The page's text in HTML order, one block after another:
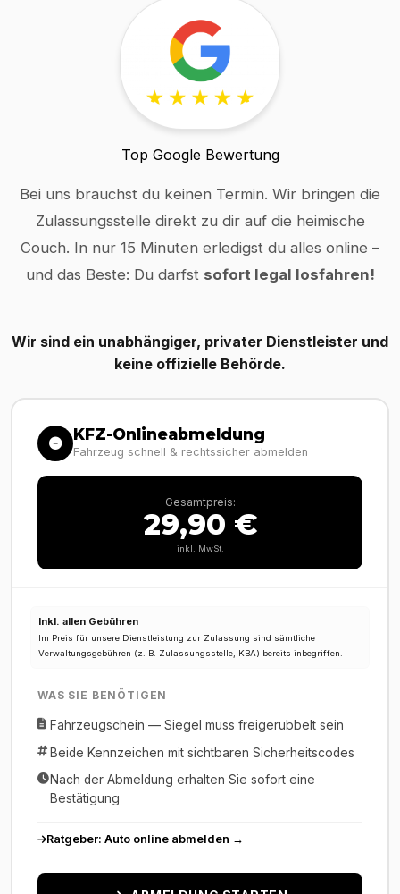
Top Google Bewertung
Bei uns brauchst du keinen Termin. Wir bringen die
Zulassungsstelle direkt zu dir auf die heimische
Couch. In nur 15 Minuten erledigst du alles online –
und das Beste: Du darfst sofort legal losfahren!
Wir sind ein unabhängiger, privater Dienstleister und
keine offizielle Behörde.
KFZ-Onlineabmeldung
Fahrzeug schnell & rechtssicher abmelden
Gesamtpreis:
29,90 €
inkl. MwSt.
Inkl. allen Gebühren
Im Preis für unsere Dienstleistung zur Zulassung sind sämtliche
Verwaltungsgebühren (z. B. Zulassungsstelle, KBA) bereits inbegriffen.
WAS SIE BENÖTIGEN
Fahrzeugschein — Siegel muss freigerubbelt sein
Beide Kennzeichen mit sichtbaren Sicherheitscodes
Nach der Abmeldung erhalten Sie sofort eine
Bestätigung
Ratgeber: Auto online abmelden →